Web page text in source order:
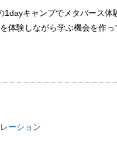
1dayキャンプでメタバース
体験しながら学ぶ機会を作
ーション